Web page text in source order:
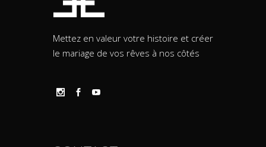
Mettez en valeur votre histoire et créer
le mariage de vos rêves à nos côtés